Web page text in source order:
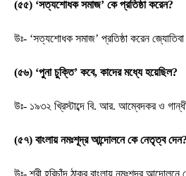
(৫৫) ‘সত্যশোধক সমাজ’ কে প্রতিষ্ঠা করেন?
উঃ- ‘সত্যশোধক সমাজ’ প্রতিষ্ঠা করেন
(৫৬) ‘পুনা চুক্তি’ কবে, কাদের মধ্যে হয়েছিল?
উঃ- ১৯৩২ খ্রিস্টাব্দে বি. আর. আম্বেদকর ও
(৫৭) বাংলায় নমঃশূদ্র আন্দোলনে কে নেতৃত্ব দেন?